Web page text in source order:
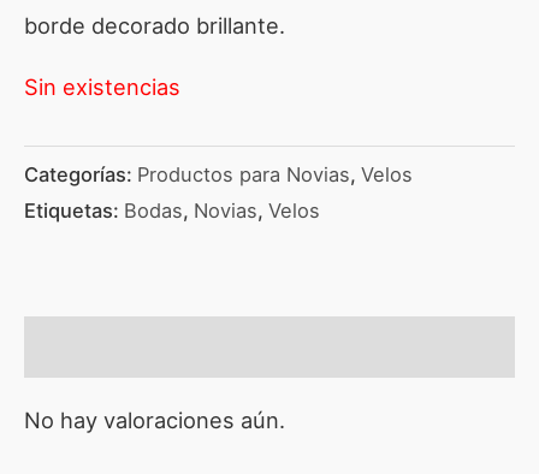
borde decorado brillante.
Sin existencias
Categorías: Productos para Novias, Velos
Etiquetas: Bodas, Novias, Velos
No hay valoraciones aún.